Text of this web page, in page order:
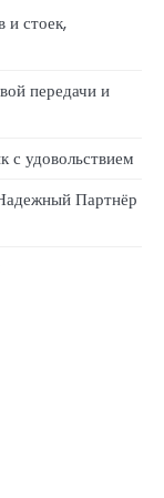
и стоек,
передачи и
с удовольствием
Партнёр